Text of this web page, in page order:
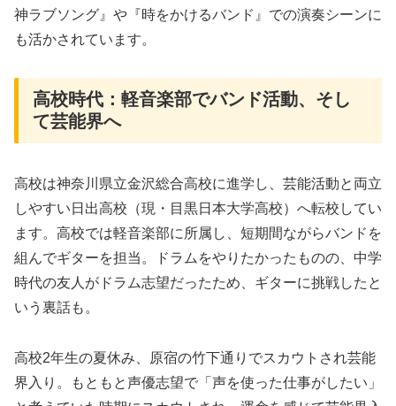
神ラブソング』や『時をかけるバンド』での演奏シーンに
も活かされています。
高校時代：軽音楽部でバンド活動、そし
て芸能界へ
高校は神奈川県立金沢総合高校に進学し、芸能活動と両立
しやすい日出高校（現・目黒日本大学高校）へ転校してい
ます。高校では軽音楽部に所属し、短期間ながらバンドを
組んでギターを担当。ドラムをやりたかったものの、中学
時代の友人がドラム志望だったため、ギターに挑戦したと
いう裏話も。
高校2年生の夏休み、原宿の竹下通りでスカウトされ芸能
界入り。もともと声優志望で「声を使った仕事がしたい」